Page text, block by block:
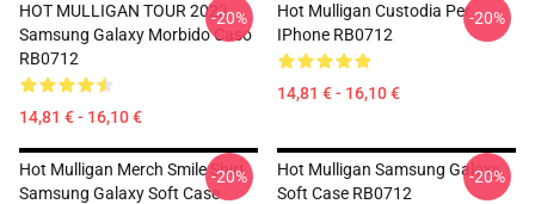
HOT MULLIGAN TOUR 2022
Samsung Galaxy Morbido Caso
RB0712
14,81 € - 16,10 €
-20%
Hot Mulligan Custodia Per
IPhone RB0712
14,81 € - 16,10 €
-20%
Hot Mulligan Merch Smile Shirt
Samsung Galaxy Soft Case
-20%
Hot Mulligan Samsung Galaxy
Soft Case RB0712
-20%